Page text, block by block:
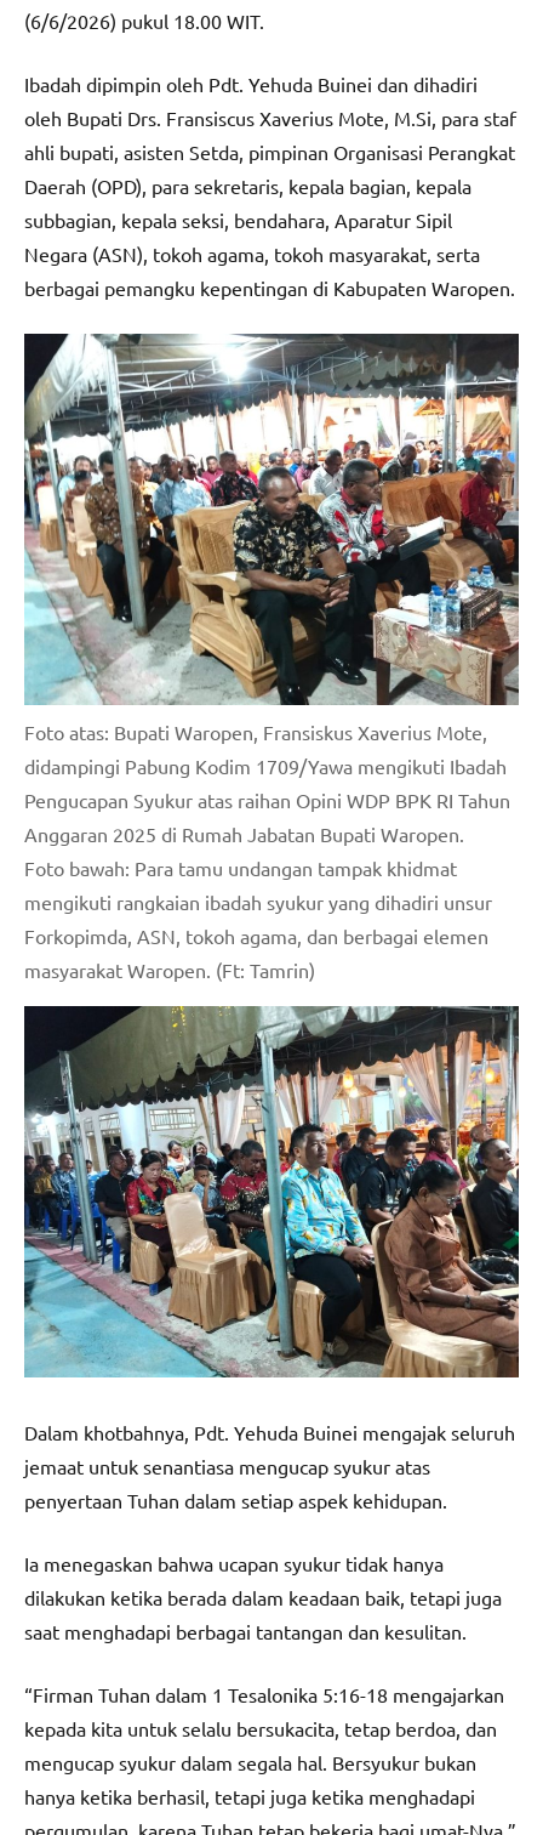
(6/6/2026) pukul 18.00 WIT.
Ibadah dipimpin oleh Pdt. Yehuda Buinei dan dihadiri
oleh Bupati Drs. Fransiscus Xaverius Mote, M.Si, para staf
ahli bupati, asisten Setda, pimpinan Organisasi Perangkat
Daerah (OPD), para sekretaris, kepala bagian, kepala
subbagian, kepala seksi, bendahara, Aparatur Sipil
Negara (ASN), tokoh agama, tokoh masyarakat, serta
berbagai pemangku kepentingan di Kabupaten Waropen.
Foto atas: Bupati Waropen, Fransiskus Xaverius Mote,
didampingi Pabung Kodim 1709/Yawa mengikuti Ibadah
Pengucapan Syukur atas raihan Opini WDP BPK RI Tahun
Anggaran 2025 di Rumah Jabatan Bupati Waropen.
Foto bawah: Para tamu undangan tampak khidmat
mengikuti rangkaian ibadah syukur yang dihadiri unsur
Forkopimda, ASN, tokoh agama, dan berbagai elemen
masyarakat Waropen. (Ft: Tamrin)
Dalam khotbahnya, Pdt. Yehuda Buinei mengajak seluruh
jemaat untuk senantiasa mengucap syukur atas
penyertaan Tuhan dalam setiap aspek kehidupan.
Ia menegaskan bahwa ucapan syukur tidak hanya
dilakukan ketika berada dalam keadaan baik, tetapi juga
saat menghadapi berbagai tantangan dan kesulitan.
“Firman Tuhan dalam 1 Tesalonika 5:16-18 mengajarkan
kepada kita untuk selalu bersukacita, tetap berdoa, dan
mengucap syukur dalam segala hal. Bersyukur bukan
hanya ketika berhasil, tetapi juga ketika menghadapi
pergumulan, karena Tuhan tetap bekerja bagi umat-Nya,”